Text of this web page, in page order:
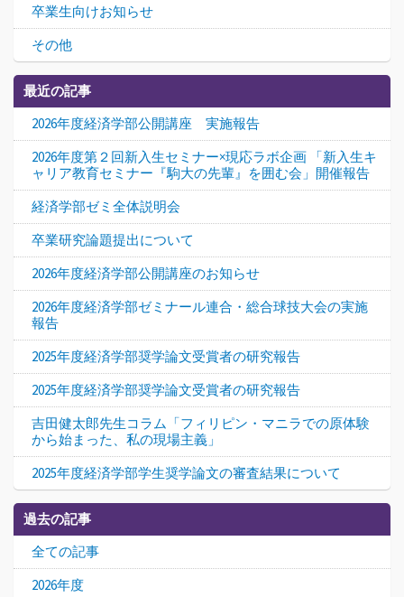
卒業生向けお知らせ
その他
最近の記事
2026年度経済学部公開講座 実施報告
2026年度第２回新入生セミナー×現応ラボ企画 「新入生キ
ャリア教育セミナー『駒大の先輩』を囲む会」開催報告
経済学部ゼミ全体説明会
卒業研究論題提出について
2026年度経済学部公開講座のお知らせ
2026年度経済学部ゼミナール連合・総合球技大会の実施
報告
2025年度経済学部奨学論文受賞者の研究報告
2025年度経済学部奨学論文受賞者の研究報告
吉田健太郎先生コラム「フィリピン・マニラでの原体験
から始まった、私の現場主義」
2025年度経済学部学生奨学論文の審査結果について
過去の記事
全ての記事
2026年度